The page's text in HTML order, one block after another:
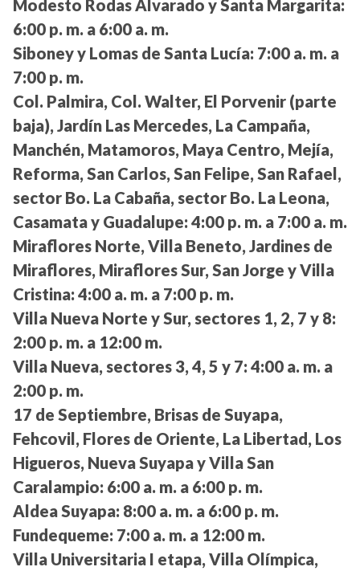
Modesto Rodas Alvarado y Santa Margarita:
6:00 p. m. a 6:00 a. m.
Siboney y Lomas de Santa Lucía: 7:00 a. m. a
7:00 p. m.
Col. Palmira, Col. Walter, El Porvenir (parte
baja), Jardín Las Mercedes, La Campaña,
Manchén, Matamoros, Maya Centro, Mejía,
Reforma, San Carlos, San Felipe, San Rafael,
sector Bo. La Cabaña, sector Bo. La Leona,
Casamata y Guadalupe: 4:00 p. m. a 7:00 a. m.
Miraflores Norte, Villa Beneto, Jardines de
Miraflores, Miraflores Sur, San Jorge y Villa
Cristina: 4:00 a. m. a 7:00 p. m.
Villa Nueva Norte y Sur, sectores 1, 2, 7 y 8:
2:00 p. m. a 12:00 m.
Villa Nueva, sectores 3, 4, 5 y 7: 4:00 a. m. a
2:00 p. m.
17 de Septiembre, Brisas de Suyapa,
Fehcovil, Flores de Oriente, La Libertad, Los
Higueros, Nueva Suyapa y Villa San
Caralampio: 6:00 a. m. a 6:00 p. m.
Aldea Suyapa: 8:00 a. m. a 6:00 p. m.
Fundequeme: 7:00 a. m. a 12:00 m.
Villa Universitaria I etapa, Villa Olímpica,